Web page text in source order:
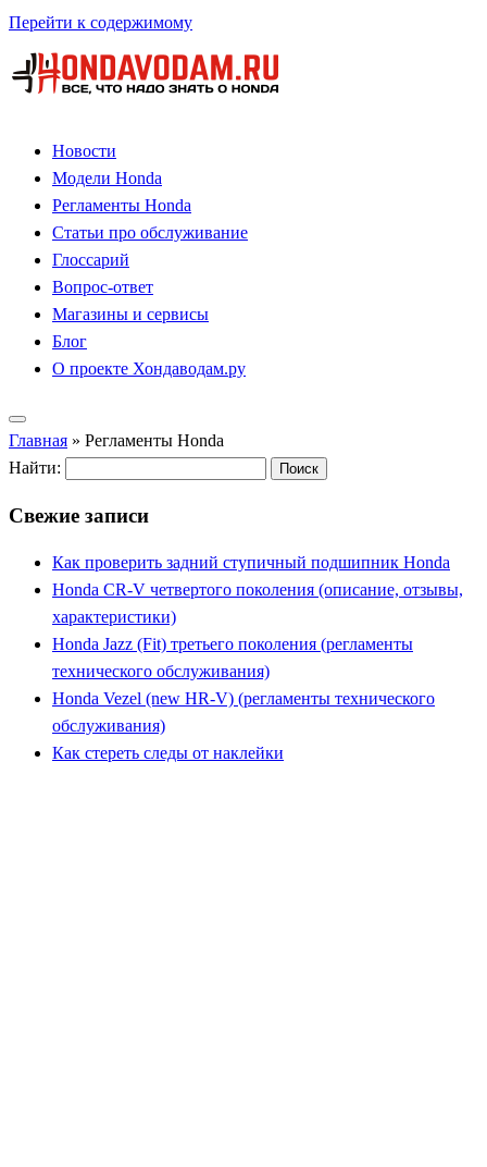
Перейти к содержимому
Новости
Модели Honda
Регламенты Honda
Статьи про обслуживание
Глоссарий
Вопрос-ответ
Магазины и сервисы
Блог
О проекте Хондаводам.ру
Главная » Регламенты Honda
Найти:
Свежие записи
Как проверить задний ступичный подшипник Honda
Honda CR-V четвертого поколения (описание, отзывы,
характеристики)
Honda Jazz (Fit) третьего поколения (регламенты
технического обслуживания)
Honda Vezel (new HR-V) (регламенты технического
обслуживания)
Как стереть следы от наклейки